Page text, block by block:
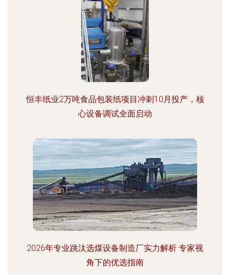
恒丰纸业2万吨食品包装纸项目冲刺10月投产，核
心设备调试全面启动
2026年专业跳汰选煤设备制造厂实力解析 专家视
角下的优选指南